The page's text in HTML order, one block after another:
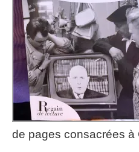
de pages consacrées à